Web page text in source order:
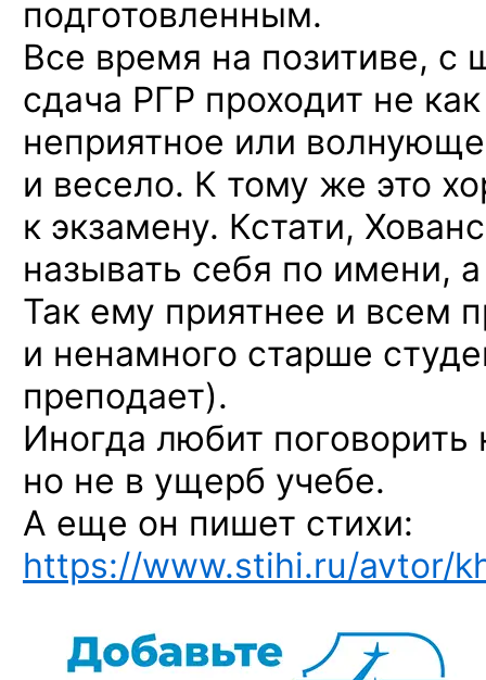
подготовленным.
Все время на позитиве, с
сдача РГР проходит не
неприятное или
и весело. К тому же это
к экзамену. Кстати,
называть себя по имени,
Так ему приятнее и всем
и ненамного старше
преподает).
Иногда любит
но не в ущерб учебе.
А еще он пишет стихи:
https://www.stihi.ru/avtor/